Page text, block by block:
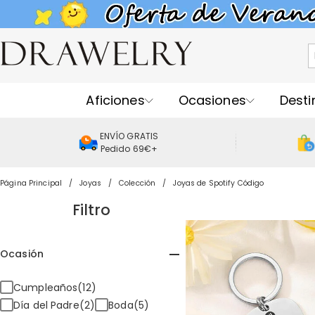
Aficiones Ocasiones
ENVÍO GRATIS
Pedido 69€+
Página Principal Joyas Colección Joyas de Spotify Código
Filtro
Ocasión
Cumpleaños(12)
Día del Padre(2)
Boda(5)